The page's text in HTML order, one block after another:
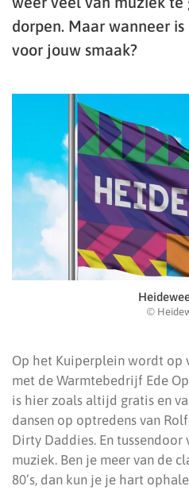
dorpen. Maar wanneer
voor jouw smaak?
©
Op het Kuiperplein wordt op
met de Warmtebedrijf Ede
is hier zoals altijd gratis en
dansen op optredens van
Dirty Daddies. En tussendoor
muziek. Ben je meer van de
80’s, dan kun je je hart